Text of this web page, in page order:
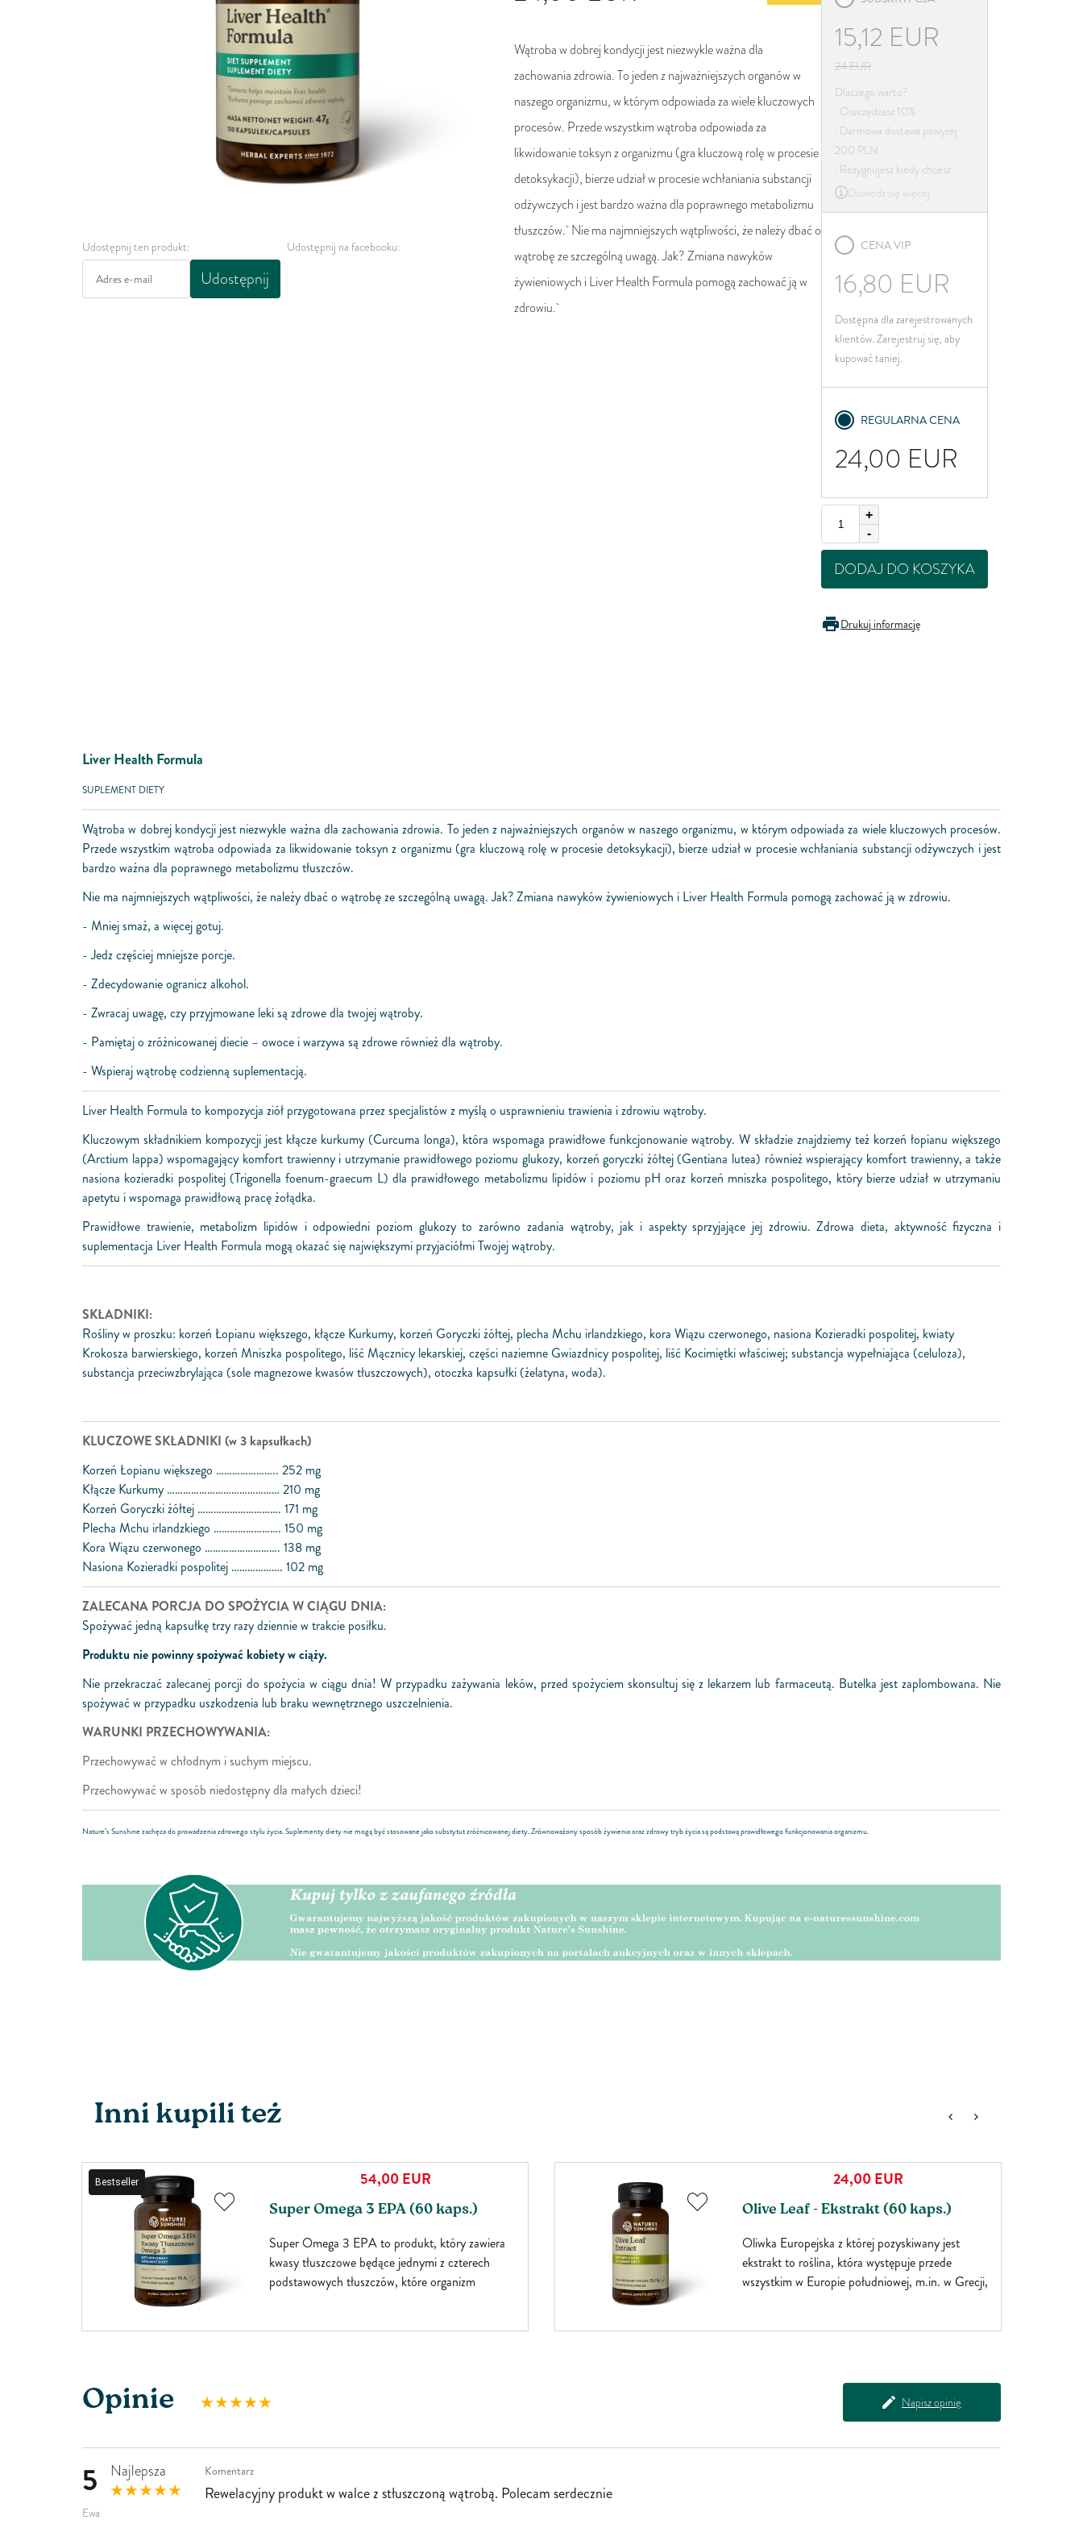
Włochy
Łotwa
Litwa
Luksemburg
Malta
Niderlandy
Portugalia
Rumunia
Słowacja
Udostępnij ten produkt:
Udostępnij
Udostępnij na facebooku:
Wątroba w dobrej kondycji jest niezwykle ważna dla
zachowania zdrowia. To jeden z najważniejszych organów w
naszego organizmu, w którym odpowiada za wiele kluczowych
procesów. Przede wszystkim wątroba odpowiada za
likwidowanie toksyn z organizmu (gra kluczową rolę w procesie
detoksykacji), bierze udział w procesie wchłaniania substancji
odżywczych i jest bardzo ważna dla poprawnego metabolizmu
tłuszczów. Nie ma najmniejszych wątpliwości, że należy dbać o
wątrobę ze szczególną uwagą. Jak? Zmiana nawyków
żywieniowych i Liver Health Formula pomogą zachować ją w
zdrowiu.
15,12 EUR
24EUR
Dlaczego warto?
· Oszczędzasz 10%
· Darmowa dostawa powyżej
200 PLN
· Rezygnujesz kiedy chcesz
Dowiedz się więcej
CENA VIP
16,80 EUR
Dostępna dla zarejestrowanych
klientów. Zarejestruj się, aby
kupować taniej.
REGULARNA CENA
24,00 EUR
+
-
DODAJ DO KOSZYKA
Drukuj informację
Liver Health Formula
SUPLEMENT DIETY
Wątroba w dobrej kondycji jest niezwykle ważna dla zachowania zdrowia. To jeden z najważniejszych organów w naszego organizmu, w którym odpowiada za wiele kluczowych procesów.
Przede wszystkim wątroba odpowiada za likwidowanie toksyn z organizmu (gra kluczową rolę w procesie detoksykacji), bierze udział w procesie wchłaniania substancji odżywczych i jest
bardzo ważna dla poprawnego metabolizmu tłuszczów.
Nie ma najmniejszych wątpliwości, że należy dbać o wątrobę ze szczególną uwagą. Jak? Zmiana nawyków żywieniowych i Liver Health Formula pomogą zachować ją w zdrowiu.
- Mniej smaż, a więcej gotuj.
- Jedz częściej mniejsze porcje.
- Zdecydowanie ogranicz alkohol.
- Zwracaj uwagę, czy przyjmowane leki są zdrowe dla twojej wątroby.
- Pamiętaj o zróżnicowanej diecie – owoce i warzywa są zdrowe również dla wątroby.
- Wspieraj wątrobę codzienną suplementacją.
Liver Health Formula to kompozycja ziół przygotowana przez specjalistów z myślą o usprawnieniu trawienia i zdrowiu wątroby.
Kluczowym składnikiem kompozycji jest kłącze kurkumy (Curcuma longa), która wspomaga prawidłowe funkcjonowanie wątroby. W składzie znajdziemy też korzeń łopianu większego
(Arctium lappa) wspomagający komfort trawienny i utrzymanie prawidłowego poziomu glukozy, korzeń goryczki żółtej (Gentiana lutea) również wspierający komfort trawienny, a także
nasiona kozieradki pospolitej (Trigonella foenum-graecum L) dla prawidłowego metabolizmu lipidów i poziomu pH oraz korzeń mniszka pospolitego, który bierze udział w utrzymaniu
apetytu i wspomaga prawidłową pracę żołądka.
Prawidłowe trawienie, metabolizm lipidów i odpowiedni poziom glukozy to zarówno zadania wątroby, jak i aspekty sprzyjające jej zdrowiu. Zdrowa dieta, aktywność fizyczna i
suplementacja Liver Health Formula mogą okazać się największymi przyjaciółmi Twojej wątroby.
SKŁADNIKI:
Rośliny w proszku: korzeń Łopianu większego, kłącze Kurkumy, korzeń Goryczki żółtej, plecha Mchu irlandzkiego, kora Wiązu czerwonego, nasiona Kozieradki pospolitej, kwiaty
Krokosza barwierskiego, korzeń Mniszka pospolitego, liść Mącznicy lekarskiej, części naziemne Gwiazdnicy pospolitej, liść Kocimiętki właściwej; substancja wypełniająca (celuloza),
substancja przeciwzbrylająca (sole magnezowe kwasów tłuszczowych), otoczka kapsułki (żelatyna, woda).
KLUCZOWE SKŁADNIKI (w 3 kapsułkach)
Korzeń Łopianu większego ………………….. 252 mg
Kłącze Kurkumy …………………………………… 210 mg
Korzeń Goryczki żółtej …………………………. 171 mg
Plecha Mchu irlandzkiego ……………………. 150 mg
Kora Wiązu czerwonego ………………………. 138 mg
Nasiona Kozieradki pospolitej ………………. 102 mg
ZALECANA PORCJA DO SPOŻYCIA W CIĄGU DNIA:
Spożywać jedną kapsułkę trzy razy dziennie w trakcie posiłku.
Produktu nie powinny spożywać kobiety w ciąży.
Nie przekraczać zalecanej porcji do spożycia w ciągu dnia! W przypadku zażywania leków, przed spożyciem skonsultuj się z lekarzem lub farmaceutą. Butelka jest zaplombowana. Nie
spożywać w przypadku uszkodzenia lub braku wewnętrznego uszczelnienia.
WARUNKI PRZECHOWYWANIA:
Przechowywać w chłodnym i suchym miejscu.
Przechowywać w sposób niedostępny dla małych dzieci!
Nature’s Sunshine zachęca do prowadzenia zdrowego stylu życia. Suplementy diety nie mogą być stosowane jako substytut zróżnicowanej diety. Zrównoważony sposób żywienia oraz zdrowy tryb życia są podstawą prawidłowego funkcjonowania organizmu.
Inni kupili też
Bestseller 54,00 EUR
Super Omega 3 EPA (60 kaps.)
Super Omega 3 EPA to produkt, który zawiera
kwasy tłuszczowe będące jednymi z czterech
podstawowych tłuszczów, które organizm
24,00EUR
Olive Leaf - Ekstrakt (60 kaps.)
Oliwka Europejska z której pozyskiwany jest
ekstrakt to roślina, która występuje przede
wszystkim w Europie południowej, m.in. w Grecji,
doskonałym produktem dla osób uprawiających
sporty zimowe. Oliwka wspiera...
Opinie Napisz opinię
5 Najlepsza
Ewa
Komentarz
Rewelacyjny produkt w walce z stłuszczoną wątrobą. Polecam serdecznie